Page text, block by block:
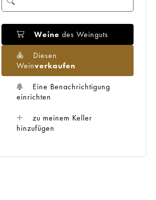
Weine des Weinguts
Diesen
Weinverkaufen
Eine Benachrichtigung
einrichten
zu meinem Keller
hinzufügen